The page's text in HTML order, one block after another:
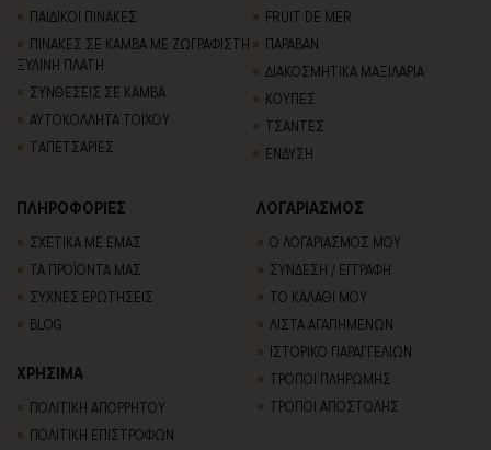
ΠΑΙΔΙΚΟΙ ΠΙΝΑΚΕΣ
ΠΙΝΑΚΕΣ ΣΕ ΚΑΜΒΑ ΜΕ ΖΩΓΡΑΦΙΣΤΗ
ΞΥΛΙΝΗ ΠΛΑΤΗ
ΣΥΝΘΕΣΕΙΣ ΣΕ ΚΑΜΒΑ
ΑΥΤΟΚΟΛΛΗΤΑ ΤΟΙΧΟΥ
TΑΠΕΤΣΑΡΙΕΣ
FRUIT DE MER
ΠΑΡΑΒΑΝ
ΔΙΑΚΟΣΜΗΤΙΚΑ ΜΑΞΙΛΑΡΙΑ
ΚΟΥΠΕΣ
ΤΣΑΝΤΕΣ
ΕΝΔΥΣΗ
ΠΛΗΡΟΦΟΡΙΕΣ
ΣΧΕΤΙΚΑ ΜΕ ΕΜΑΣ
ΤΑ ΠΡΟΪΟΝΤΑ ΜΑΣ
ΣΥΧΝΕΣ ΕΡΩΤΗΣΕΙΣ
BLOG
ΛΟΓΑΡΙΑΣΜΟΣ
Ο ΛΟΓΑΡΙΑΣΜΟΣ ΜΟΥ
ΣΥΝΔΕΣΗ / ΕΓΓΡΑΦΗ
ΤΟ ΚΑΛΑΘΙ ΜΟΥ
ΛΙΣΤΑ ΑΓΑΠΗΜΕΝΩΝ
ΙΣΤΟΡΙΚΟ ΠΑΡΑΓΓΕΛΙΩΝ
ΤΡΟΠΟΙ ΠΛΗΡΩΜΗΣ
ΤΡΟΠΟΙ ΑΠΟΣΤΟΛΗΣ
ΧΡΗΣΙΜΑ
ΠΟΛΙΤΙΚΗ ΑΠΟΡΡΗΤΟΥ
ΠΟΛΙΤΙΚΗ ΕΠΙΣΤΡΟΦΩΝ